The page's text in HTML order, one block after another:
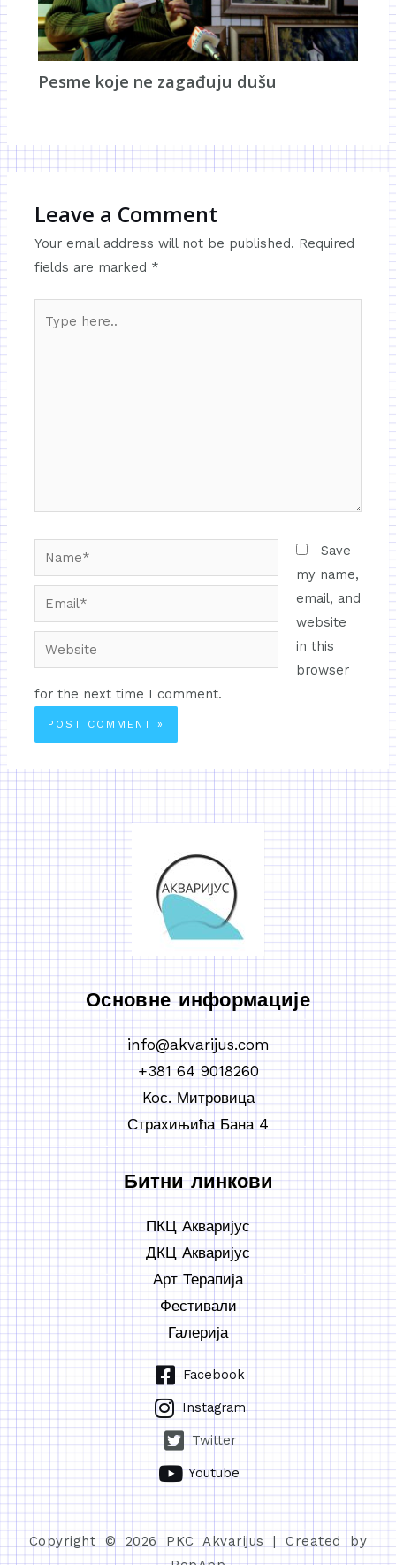
Pesme koje ne zagađuju dušu
Leave a Comment
Your email address will not be published. Required
fields are marked *
Save
my name,
email, and
website
in this
browser
for the next time I comment.
Основне информације
info@akvarijus.com
+381 64 9018260
Koс. Митровица
Страхињића Бана 4
Битни линкови
ПКЦ Акваријус
ДКЦ Акваријус
Арт Терапија
Фестивали
Галерија
Facebook
Instagram
Twitter
Youtube
Copyright © 2026 PKC Akvarijus | Created by